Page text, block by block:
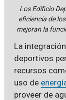
Los Edificio
eficiencia de
mejoran la
La
deportivos
recursos
uso de
proveer de